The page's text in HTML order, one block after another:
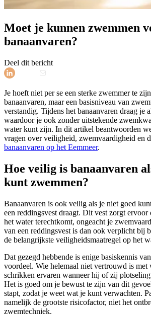
Moet je kunnen zwemmen
banaanvaren?
Deel dit bericht
Je hoeft niet per se een sterke zwemmer te
banaanvaren, maar een basisniveau van
verstandig. Tijdens het banaanvaren draag je
waardoor je ook zonder uitstekende
water kunt zijn. In dit artikel beantwoorden
vragen over veiligheid, zwemvaardigheid en
banaanvaren op het Eemmeer.
Hoe veilig is banaanvaren
kunt zwemmen?
Banaanvaren is ook veilig als je niet goed
een reddingsvest draagt. Dit vest zorgt
het water terechtkomt, ongeacht je
van een reddingsvest is dan ook verplicht bij
de belangrijkste veiligheidsmaatregel op het
Dat gezegd hebbende is enige basiskennis
voordeel. Wie helemaal niet vertrouwd is met
schrikken ervaren wanneer hij of zij
Het is goed om je bewust te zijn van dit
stapt, zodat je weet wat je kunt verwachten.
namelijk de grootste risicofactor, niet het
zwemtechniek.